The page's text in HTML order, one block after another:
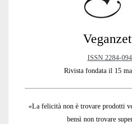
ISSN 2284-
Rivista fondata il 15
«La felicità non è trovare prodotti
bensì non trovare